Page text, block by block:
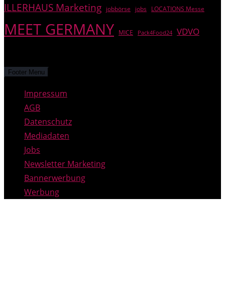
ILLERHAUS Marketing jobbörse jobs LOCATIONS Messe
MEET GERMANY MICE Pack4Food24 VDVO
Footer Menu
Impressum
AGB
Datenschutz
Mediadaten
Jobs
Newsletter Marketing
Bannerwerbung
Werbung